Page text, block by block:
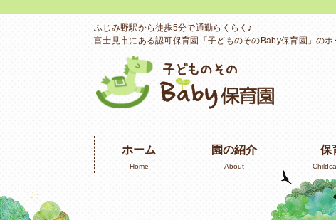
ふじみ野駅から徒歩5分で通勤らくらく♪
富士見市にある認可保育園「子どものそのBaby保育園」のホ
ホーム
Home
園の紹介
About
保